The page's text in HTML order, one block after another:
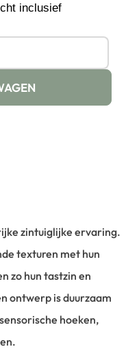
inclusief
zintuiglijke ervaring.
texturen met hun
zo hun tastzin en
ontwerp is duurzaam
hoeken,